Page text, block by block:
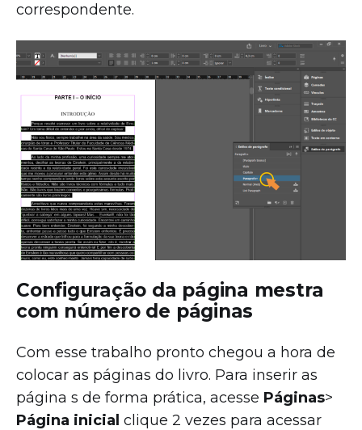
correspondente.
Configuração da página mestra
com número de páginas
Com esse trabalho pronto chegou a hora de
colocar as páginas do livro. Para inserir as
página s de forma prática, acesse Páginas>
Página inicial clique 2 vezes para acessar